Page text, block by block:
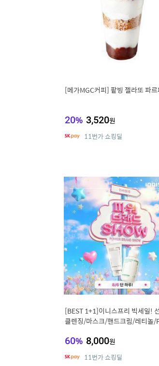
[메가MGC커피] 팥빙 젤라또 파르
20% 3,520원
11번가 쇼킹딜
5
[BEST 1+1]이니스프리 빅세일!
클렌징/마스크/핸드크림/레티놀/
60% 8,000원
11번가 쇼킹딜